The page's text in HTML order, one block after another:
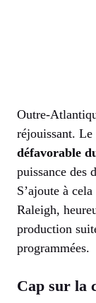
Outre-
réjouissant. Le
défavorable
puissance des
S’ajoute à
Raleigh,
production
programmées.
Cap sur la